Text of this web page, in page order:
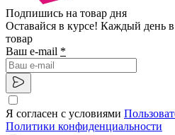
Подпишись на товар дня
Оставайся в курсе! Каждый день
товар
Ваш e-mail *
Я согласен с условиями
Политики конфиденциальности